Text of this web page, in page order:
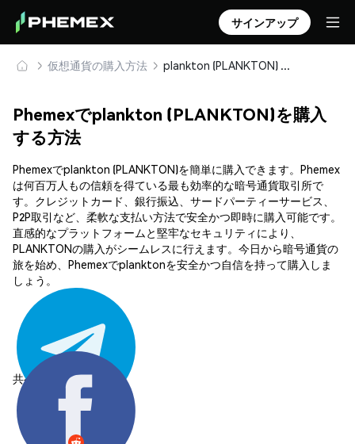
サインアップ
仮想通貨の購入方法 plankton (PLANKTON) を安全に購入・保管
Phemexでplankton (PLANKTON)を購入
する方法
Phemexでplankton (PLANKTON)を簡単に購入できます。Phemex
は何百万人もの信頼を得ている最も効率的な暗号通貨取引所で
す。クレジットカード、銀行振込、サードパーティーサービス、
P2P取引など、柔軟な支払い方法で安全かつ即時に購入可能です。
直感的なプラットフォームと堅牢なセキュリティにより、
PLANKTONの購入がシームレスに行えます。今日から暗号通貨の
旅を始め、Phemexでplanktonを安全かつ自信を持って購入しま
しょう。
共有する: